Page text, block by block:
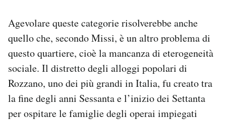
Agevolare queste categorie risolverebbe anche
quello che, secondo Missi, è un altro problema di
questo quartiere, cioè la mancanza di eterogeneità
sociale. Il distretto degli alloggi popolari di
Rozzano, uno dei più grandi in Italia, fu creato tra
la fine degli anni Sessanta e l’inizio dei Settanta
per ospitare le famiglie degli operai impiegati